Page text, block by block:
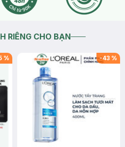
RIÊNG CHO BẠN
% -43 %